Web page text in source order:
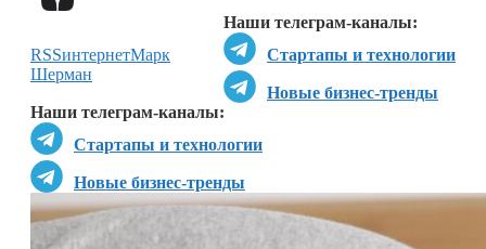
Наши телеграм-каналы:
Стартапы и технологии
Новые бизнес-тренды
Наши телеграм-каналы:
Стартапы и технологии
Новые бизнес-тренды
RSSинтернетМарк
Шерман